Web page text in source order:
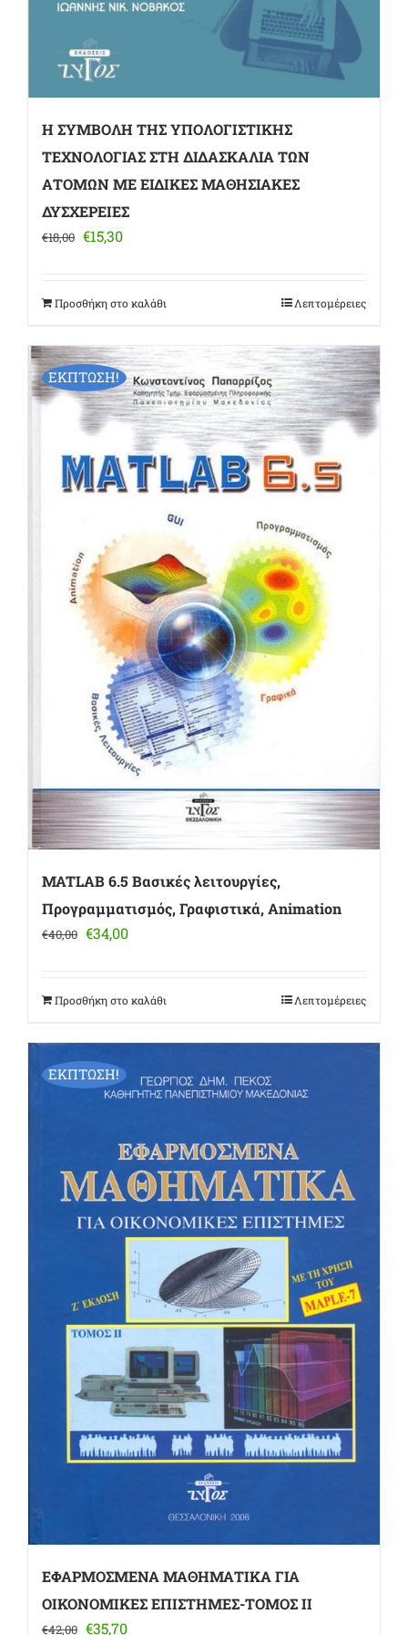
Η ΣΥΜΒΟΛΗ ΤΗΣ ΥΠΟΛΟΓΙΣΤΙΚΗΣ
ΤΕΧΝΟΛΟΓΙΑΣ ΣΤΗ ΔΙΔΑΣΚΑΛΙΑ ΤΩΝ
ΑΤΟΜΩΝ ΜΕ ΕΙΔΙΚΕΣ ΜΑΘΗΣΙΑΚΕΣ
ΔΥΣΧΕΡΕΙΕΣ
€18,00 Original
€18,00.
€15,30Η
είναι:
Προσθήκη στο καλάθι Λεπτομέρειες
ΕΚΠΤΩΣΗ!
MATLAB 6.5 Βασικές λειτουργίες,
Προγραμματισμός, Γραφιστικά, Animation
€40,00 Original
€40,00.
€34,00Η
είναι:
Προσθήκη στο καλάθι Λεπτομέρειες
ΕΚΠΤΩΣΗ!
ΕΦΑΡΜΟΣΜΕΝΑ ΜΑΘΗΜΑΤΙΚΑ ΓΙΑ
ΟΙΚΟΝΟΜΙΚΕΣ ΕΠΙΣΤΗΜΕΣ-ΤΟΜΟΣ ΙΙ
€42,00 Original
€35,70Η